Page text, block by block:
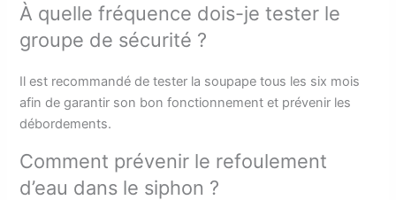
À quelle fréquence dois-je tester le
groupe de sécurité ?
Il est recommandé de tester la soupape tous les six mois
afin de garantir son bon fonctionnement et prévenir les
débordements.
Comment prévenir le refoulement
d’eau dans le siphon ?